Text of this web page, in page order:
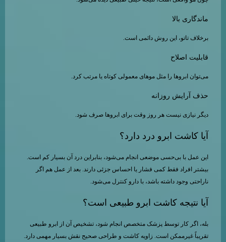
ماندگاری بالا
برخلاف تاتو، این روش دائمی است.
قابلیت اصلاح
می‌توان ابروها را مثل موهای معمولی کوتاه یا مرتب کرد.
حذف آرایش روزانه
دیگر نیازی نیست هر روز وقت برای ابروها صرف شود.
آیا کاشت ابرو درد دارد؟
این عمل با بی‌حسی موضعی انجام می‌شود، بنابراین درد آن بسیار کم است.
بیشتر افراد فقط کمی فشار یا احساس جزئی دارند. بعد از عمل هم اگر
ناراحتی وجود داشته باشد، با دارو کنترل می‌شود.
آیا نتیجه کاشت ابرو طبیعی است؟
بله، اگر کار توسط پزشک متخصص انجام شود، تشخیص آن از ابرو طبیعی
تقریباً غیرممکن است. زاویه کاشت و طراحی صحیح نقش بسیار مهمی دارد.